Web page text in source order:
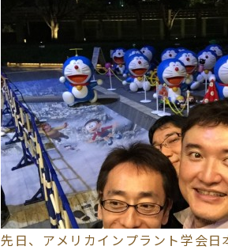
先日、アメリカインプラント学会